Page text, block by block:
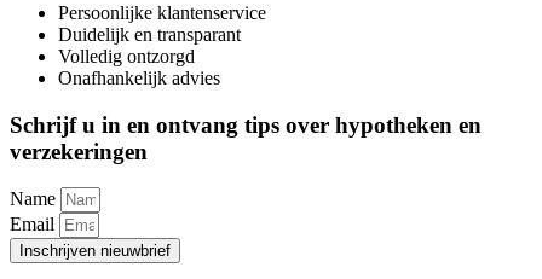
Persoonlijke klantenservice
Duidelijk en transparant
Volledig ontzorgd
Onafhankelijk advies
Schrijf u in en ontvang tips over hypotheken en
verzekeringen
Name
Email
Inschrijven nieuwbrief